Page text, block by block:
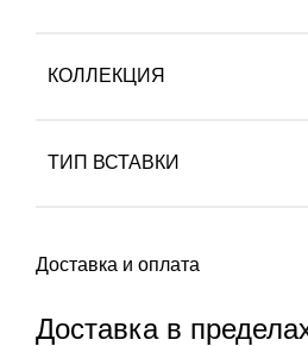
КОЛЛЕКЦИЯ
ТИП ВСТАВКИ
Доставка и оплата
Доставка в